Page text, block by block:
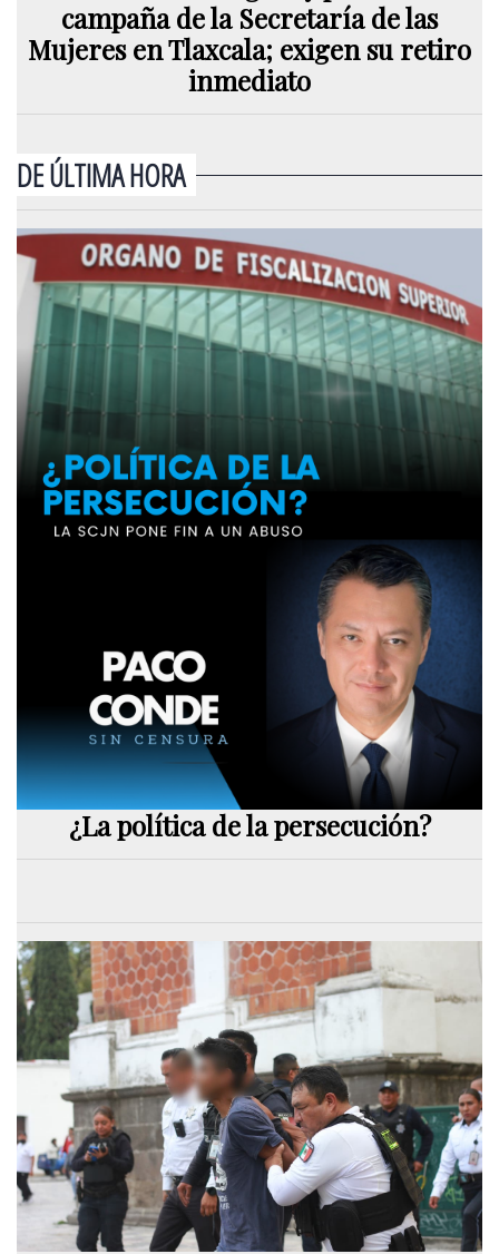
campaña de la Secretaría de las
Mujeres en Tlaxcala; exigen su retiro
inmediato
DE ÚLTIMA HORA
¿La política de la persecución?